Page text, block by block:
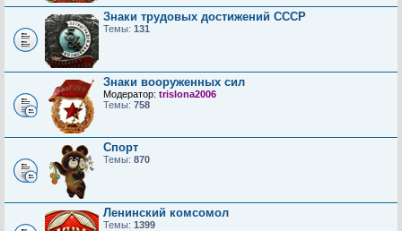
Знаки трудовых достижений CCCP
Темы: 131
Знаки вооруженных сил
Модератор: trislona2006
Темы: 758
Спорт
Темы: 870
Ленинский комсомол
Темы: 1399